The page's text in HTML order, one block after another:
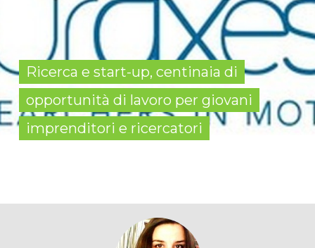
Ricerca e start-up, centinaia di
opportunità di lavoro per giovani
imprenditori e ricercatori